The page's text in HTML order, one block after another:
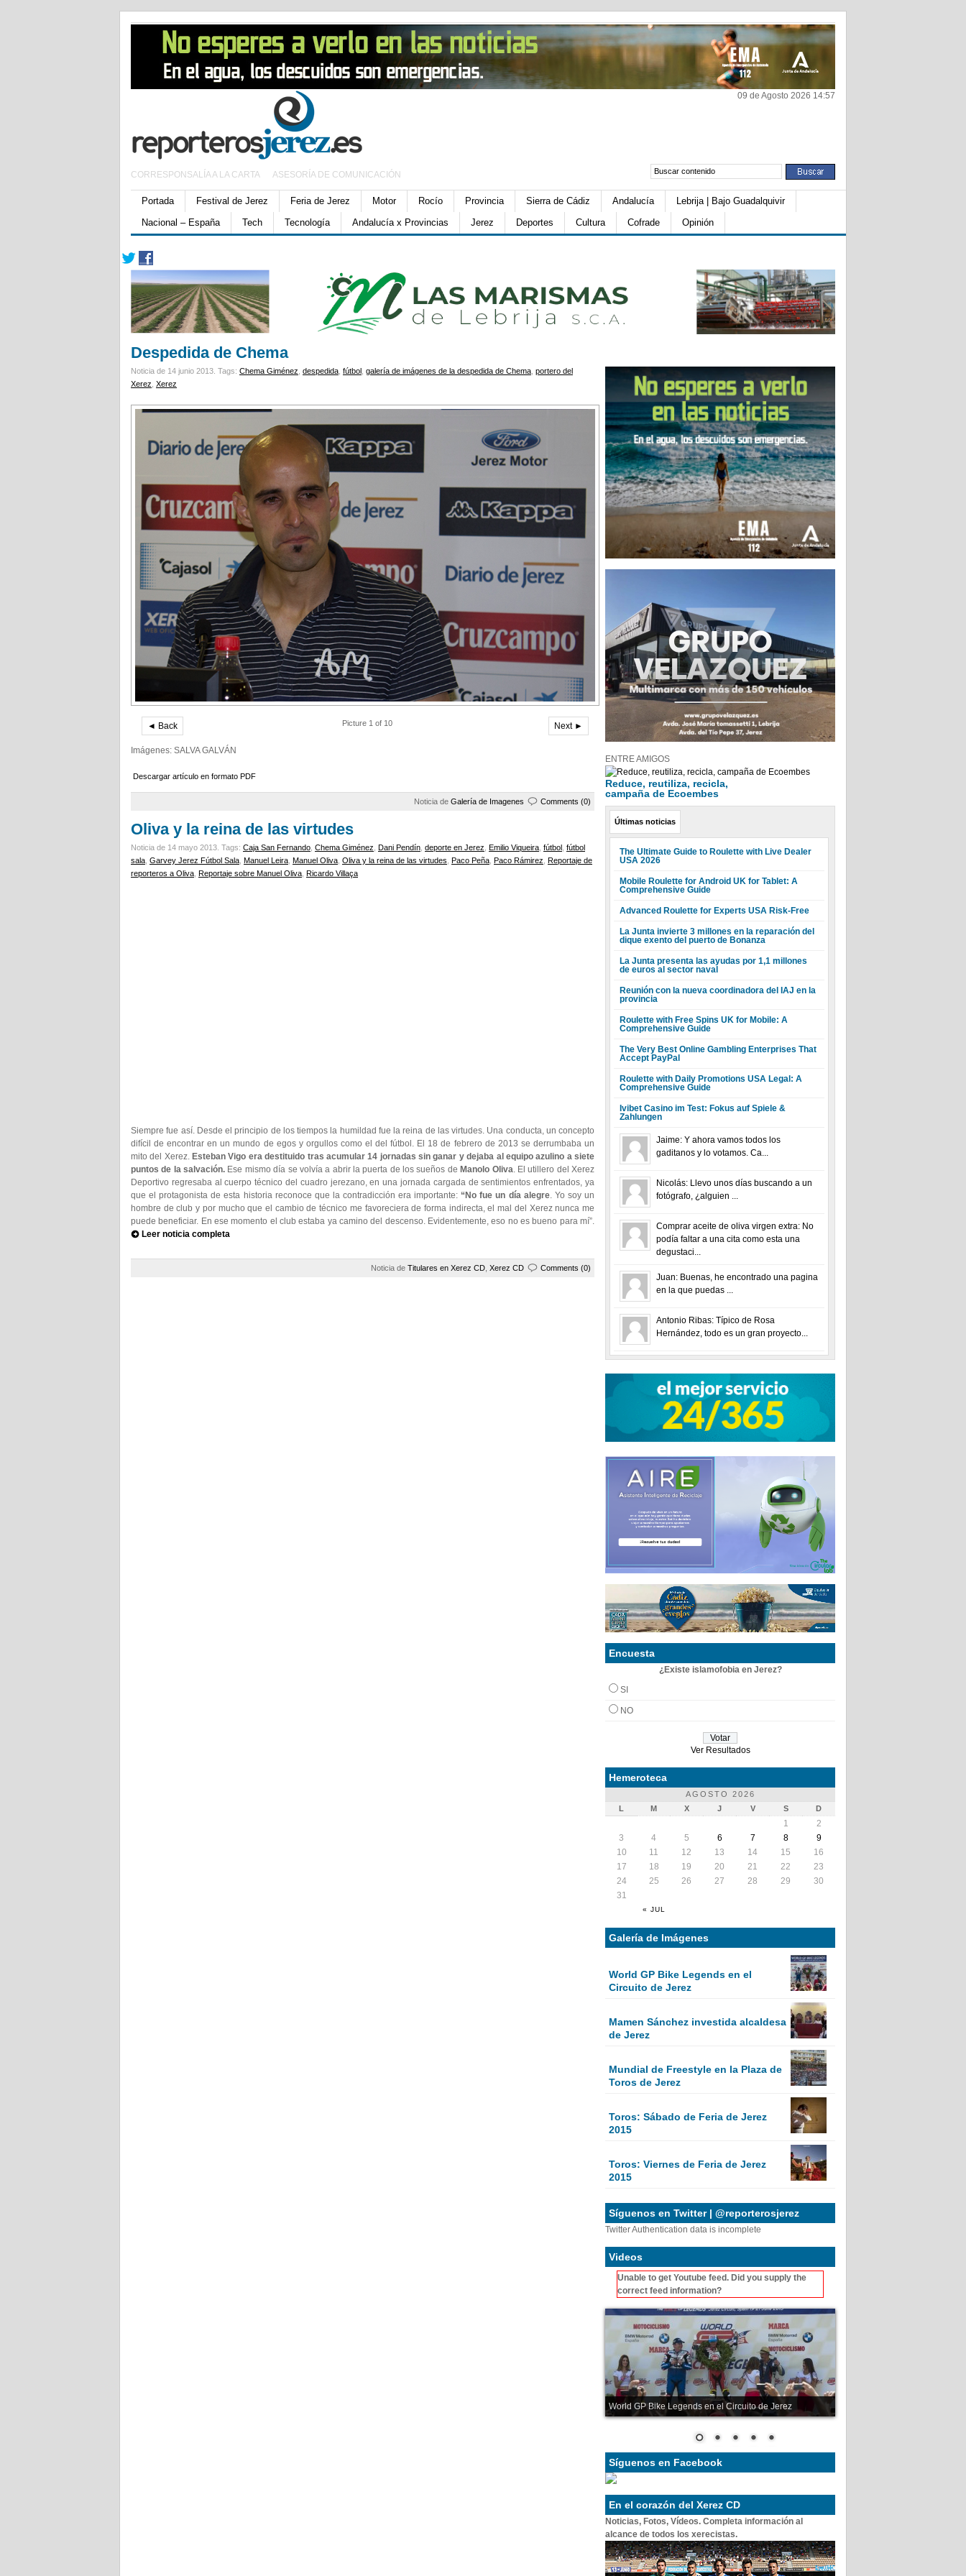
09 de Agosto 2026 14:57
CORRESPONSALÍA A LA CARTA ASESORÍA DE COMUNICACIÓN
Portada Festival de Jerez Feria de Jerez Motor Rocío Provincia Sierra de Cádiz Andalucía
Lebrija | Bajo Guadalquivir
Nacional – España
Tech Tecnología Andalucía x Provincias Jerez Deportes Cultura Cofrade Opinión
Despedida de Chema
Noticia de 14 junio 2013. Tags: Chema Giménez despedida fútbol galería de imágenes de la despedida de Chema portero del
Xerez Xerez
◄ Back Next ►
Picture 1 of 10
Imágenes: SALVA GALVÁN
Descargar artículo en formato PDF
Noticia de Galería de Imagenes Comments (0)
Oliva y la reina de las virtudes
Noticia de 14 mayo 2013. Tags: Caja San Fernando Chema Giménez Dani Pendín deporte en Jerez Emilio Viqueira fútbol fútbol
sala Garvey Jerez Fútbol Sala Manuel Leira Manuel Oliva Oliva y la reina de las virtudes Paco Peña Paco Rámirez Reportaje de
reporteros a Oliva Reportaje sobre Manuel Oliva Ricardo Villaça
Siempre fue así. Desde el principio de los tiempos la humildad fue la reina de las virtudes. Una conducta, un concepto
difícil de encontrar en un mundo de egos y orgullos como el del fútbol. El 18 de febrero de 2013 se derrumbaba un
mito del Xerez. Esteban Vigo era destituido tras acumular 14 jornadas sin ganar y dejaba al equipo azulino a siete
puntos de la salvación. Ese mismo día se volvía a abrir la puerta de los sueños de Manolo Oliva. El utillero del Xerez
Deportivo regresaba al cuerpo técnico del cuadro jerezano, en una jornada cargada de sentimientos enfrentados, ya
que el protagonista de esta historia reconoce que la contradicción era importante: “No fue un día alegre. Yo soy un
hombre de club y por mucho que el cambio de técnico me favoreciera de forma indirecta, el mal del Xerez nunca me
puede beneficiar. En ese momento el club estaba ya camino del descenso. Evidentemente, eso no es bueno para mí”.
Leer noticia completa
Noticia de Titulares en Xerez CD Xerez CD Comments (0)
ENTRE AMIGOS
Reduce, reutiliza, recicla,
campaña de Ecoembes
Últimas noticias
The Ultimate Guide to Roulette with Live Dealer
USA 2026
Mobile Roulette for Android UK for Tablet: A
Comprehensive Guide
Advanced Roulette for Experts USA Risk-Free
La Junta invierte 3 millones en la reparación del
dique exento del puerto de Bonanza
La Junta presenta las ayudas por 1,1 millones
de euros al sector naval
Reunión con la nueva coordinadora del IAJ en la
provincia
Roulette with Free Spins UK for Mobile: A
Comprehensive Guide
The Very Best Online Gambling Enterprises That
Accept PayPal
Roulette with Daily Promotions USA Legal: A
Comprehensive Guide
Ivibet Casino im Test: Fokus auf Spiele &
Zahlungen
Jaime: Y ahora vamos todos los
gaditanos y lo votamos. Ca...
Nicolás: Llevo unos días buscando a un
fotógrafo, ¿alguien ...
Comprar aceite de oliva virgen extra: No
podía faltar a una cita como esta una
degustaci...
Juan: Buenas, he encontrado una pagina
en la que puedas ...
Antonio Ribas: Típico de Rosa
Hernández, todo es un gran proyecto...
Encuesta
¿Existe islamofobia en Jerez?
SI
NO
Ver Resultados
Hemeroteca
AGOSTO 2026
L
M X J V S D
« JUL
1
2
3
4 5 6 7 8
9
10
11 12 13 14 15
16
17
18 19 20 21 22
23
24
25 26 27 28 29
30
31
Galería de Imágenes
World GP Bike Legends en el
Circuito de Jerez
Mamen Sánchez investida alcaldesa
de Jerez
Mundial de Freestyle en la Plaza de
Toros de Jerez
Toros: Sábado de Feria de Jerez
2015
Toros: Viernes de Feria de Jerez
2015
Síguenos en Twitter | @reporterosjerez
Twitter Authentication data is incomplete
Videos
Unable to get Youtube feed. Did you supply the
correct feed information?
World GP Bike Legends en el Circuito de Jerez
Síguenos en Facebook
En el corazón del Xerez CD
Noticias, Fotos, Vídeos. Completa información al
alcance de todos los xerecistas.